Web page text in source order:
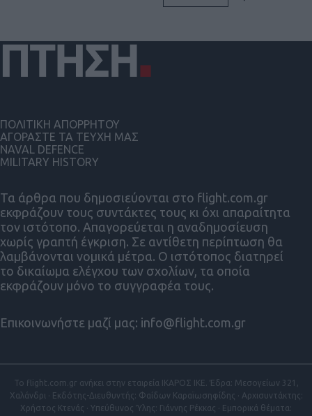
Τα άρθρα που δημοσιεύονται στο flight.com.gr
εκφράζουν τους συντάκτες τους κι όχι απαραίτητα
τον ιστότοπο. Απαγορεύεται η αναδημοσίευση
χωρίς γραπτή έγκριση. Σε αντίθετη περίπτωση θα
λαμβάνονται νομικά μέτρα. Ο ιστότοπος διατηρεί
το δικαίωμα ελέγχου των σχολίων, τα οποία
εκφράζουν μόνο το συγγραφέα τους.
Επικοινωνήστε μαζί μας: info@flight.com.gr
ΠΟΛΙΤΙΚΗ ΑΠΟΡΡΗΤΟΥ
ΑΓΟΡΑΣΤΕ ΤΑ ΤΕΥΧΗ ΜΑΣ
NAVAL DEFENCE
MILITARY HISTORY
Το flight.com.gr ανήκει στην εταιρεία ΙΚΑΡΟΣ ΙΚΕ. Έδρα: Μεσογείων 321,
Χαλάνδρι · Εκδότης-Διευθυντής: Φαίδων Καραϊωσηφίδης · Αρχισυντάκτης:
Χρήστος Κτενάς · Υπεύθυνος Ύλης: Γιάννης Ρέκκας · Εμπορικά θέματα: